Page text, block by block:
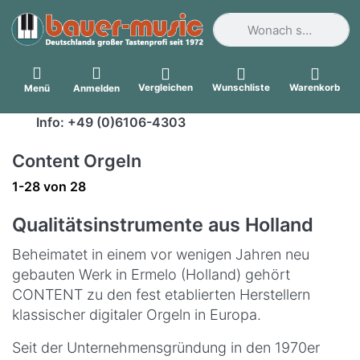
Geben Sie einen
Menü Anmelden Vergleichen Wunschliste Warenkorb
Info: +49 (0)6106-4303
Content Orgeln
Suchergebnisse:
1-28 von 28
Qualitätsinstrumente aus Holland
Beheimatet in einem vor wenigen Jahren neu
gebauten Werk in Ermelo (Holland) gehört
CONTENT zu den fest etablierten Herstellern
klassischer digitaler Orgeln in Europa.
Seit der Unternehmensgründung in den 1970er